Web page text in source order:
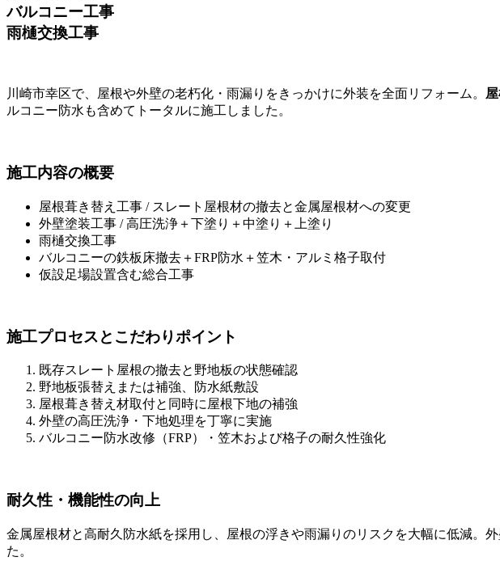
バルコニー工事
雨樋交換工事
川崎市幸区で、屋根や外壁の老朽化・雨漏りをきっかけに外装を全面リフォーム。
ルコニー防水も含めてトータルに施工しました。
施工内容の概要
屋根葺き替え工事 / スレート屋根材の撤去と金属屋根材への変更
外壁塗装工事 / 高圧洗浄＋下塗り＋中塗り＋上塗り
雨樋交換工事
バルコニーの鉄板床撤去＋FRP防水＋笠木・アルミ格子取付
仮設足場設置含む総合工事
施工プロセスとこだわりポイント
既存スレート屋根の撤去と野地板の状態確認
野地板張替えまたは補強、防水紙敷設
屋根葺き替え材取付と同時に屋根下地の補強
外壁の高圧洗浄・下地処理を丁寧に実施
バルコニー防水改修（FRP）・笠木および格子の耐久性強化
耐久性・機能性の向上
金属屋根材と高耐久防水紙を採用し、屋根の浮きや雨漏りのリスクを大幅に低減。
た。